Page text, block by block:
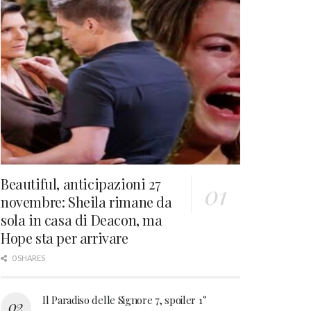
Beautiful, anticipazioni 27
novembre: Sheila rimane da
sola in casa di Deacon, ma
Hope sta per arrivare
0 SHARES
Il Paradiso delle Signore 7, spoiler 1°